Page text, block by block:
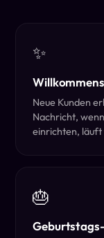
✨
Neue Kunden
Nachricht,
einrichten,
🎂